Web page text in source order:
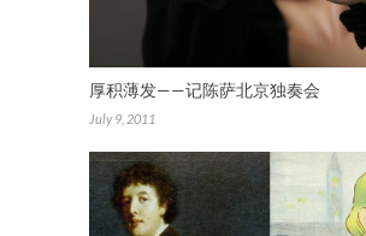
厚积薄发——记陈萨北京独奏会
July 9, 2011